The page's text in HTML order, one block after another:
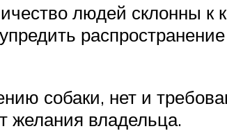
людей склонны к
собаки, нет и
желания владельца.